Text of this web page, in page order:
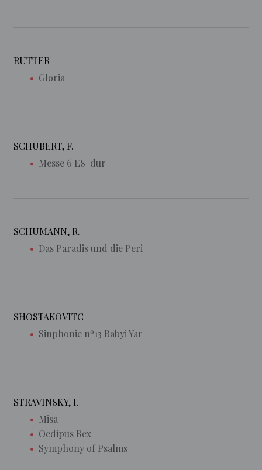
RUTTER
Gloria
SCHUBERT, F.
Messe 6 ES-dur
SCHUMANN, R.
Das Paradis und die Peri
SHOSTAKOVITC
Sinphonie nº13 Babyi Yar
STRAVINSKY, I.
Misa
Oedipus Rex
Symphony of Psalms